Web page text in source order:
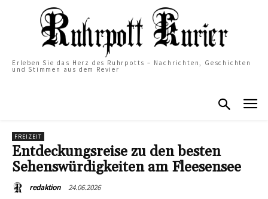
Erleben Sie das Herz des Ruhrpotts – Nachrichten, Geschichten
und Stimmen aus dem Revier
FREIZEIT
Entdeckungsreise zu den besten
Sehenswürdigkeiten am Fleesensee
redaktion 24.06.2026